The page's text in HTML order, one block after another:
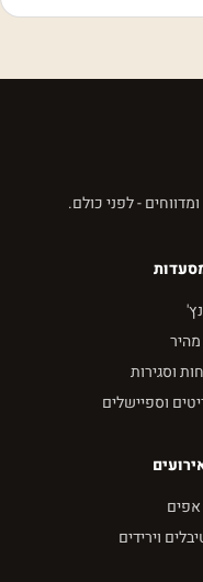
- לפני כולם.
מהיר
וסגירות
וספיישלים
וירידים